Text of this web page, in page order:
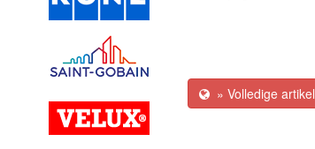
» Volledige artikel